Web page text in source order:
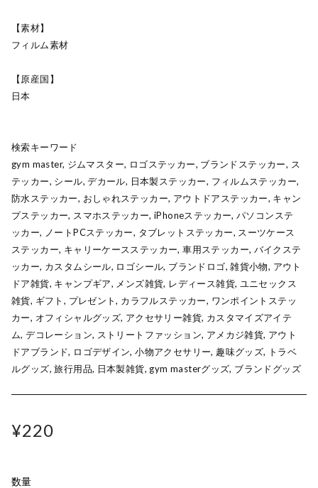
【素材】
フィルム素材
【原産国】
日本
検索キーワード
gym master, ジムマスター, ロゴステッカー, ブランドステッカー, ス
テッカー, シール, デカール, 日本製ステッカー, フィルムステッカー,
防水ステッカー, おしゃれステッカー, アウトドアステッカー, キャン
プステッカー, スマホステッカー, iPhoneステッカー, パソコンステ
ッカー, ノートPCステッカー, タブレットステッカー, スーツケース
ステッカー, キャリーケースステッカー, 車用ステッカー, バイクステ
ッカー, カスタムシール, ロゴシール, ブランドロゴ, 雑貨小物, アウト
ドア雑貨, キャンプギア, メンズ雑貨, レディース雑貨, ユニセックス
雑貨, ギフト, プレゼント, カラフルステッカー, ワンポイントステッ
カー, オフィシャルグッズ, アクセサリー雑貨, カスタマイズアイテ
ム, デコレーション, ストリートファッション, アメカジ雑貨, アウト
ドアブランド, ロゴデザイン, 小物アクセサリー, 趣味グッズ, トラベ
ルグッズ, 旅行用品, 日本製雑貨, gym masterグッズ, ブランドグッズ
¥220
数量